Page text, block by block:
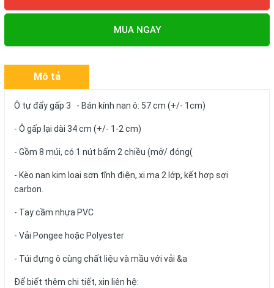
MUA NGAY
Mô tả
Ô tự đẩy gấp 3 - Bán kính nan ô: 57 cm (+/- 1cm)
- Ô gấp lại dài 34 cm (+/- 1-2 cm)
- Gồm 8 múi, có 1 nút bấm 2 chiều (mở/ đóng(
- Kèo nan kim loại sơn tĩnh điện, xi mạ 2 lớp, kết hợp sợi
carbon.
- Tay cầm nhựa PVC
- Vải Pongee hoặc Polyester
- Túi đựng ô cùng chất liệu và mầu với vải &a
Để biết thêm chi tiết, xin liên hệ: